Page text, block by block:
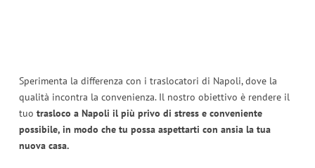
Sperimenta la differenza con i traslocatori di Napoli, dove la
qualità incontra la convenienza. Il nostro obiettivo è rendere il
tuo trasloco a Napoli il più privo di stress e conveniente
possibile, in modo che tu possa aspettarti con ansia la tua
nuova casa.